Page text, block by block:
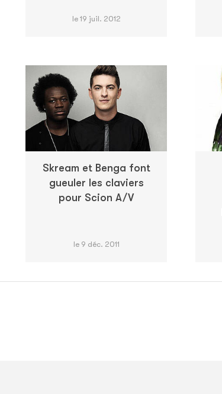
le 19 juil. 2012
Skream et Benga font
gueuler les claviers
pour Scion A/V
le 9 déc. 2011